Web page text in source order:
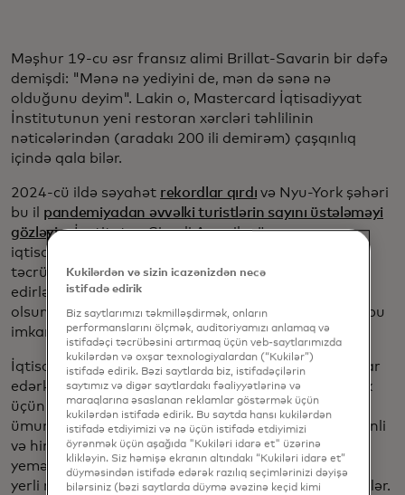
Məşhur 19-cu əsr fransız alimi Brillat-Savarin bir dəfə
demişdi: "Mənə nə yediyini de, mən də sənə nə
olduğunu deyim". Lakin o, Mastercard İqtisadiyyat
İnstitutunun yeni restoran xərcləri təhlilinin
nəticələrindən (aradakı 200 ili demirəm) çaşqınlıq
içində qala bilər.
2024-cü ildə səyahət rekordlar qırdı və Nyu-York şəhəri
bu il pandemiyadan əvvəlki turistlərin sayını üstələməyi
gözləyir. İnstitutun Şimali Amerika üzrə aparıcı
iqtisadçısı Nik Banker deyir ki, "İnsanlar mənalı
təcrübələrə xərcləməyə üstünlük verməyə davam
edirlər". "İstər pastrami, istər pernil, istərsə də poke
olsun, Nyu-York şəhərinin geniş mətbəx müxtəlifliyi bu
imkanları təqdim edir."
İqtisadçılar, beynəlxalq qonaqların Nyu-Yorkda nahar
edərkən hansı mətbəxdən zövq aldıqlarını öyrənmək
üçün Mastercard-ın anonimləşdirilmiş və
ümumiləşdirilmiş xərc məlumatlarını araşdırdılar. Çinli
və hindli turistlər daha çox ev rahatlığı axtarırlar və
yemək pullarının müvafiq olaraq 17%-ni və 15%-ni
yerli mətbəxlərini təklif edən restoranlarda xərcləyirlər.
Kukilərdən və sizin icazənizdən necə
istifadə edirik
Biz saytlarımızı təkmilləşdirmək, onların
performanslarını ölçmək, auditoriyamızı anlamaq və
istifadəçi təcrübəsini artırmaq üçün veb-saytlarımızda
kukilərdən və oxşar texnologiyalardan (“Kukilər”)
istifadə edirik. Bəzi saytlarda biz, istifadəçilərin
saytımız və digər saytlardakı fəaliyyətlərinə və
maraqlarına əsaslanan reklamlar göstərmək üçün
kukilərdən istifadə edirik. Bu saytda hansı kukilərdən
istifadə etdiyimizi və nə üçün istifadə etdiyimizi
öyrənmək üçün aşağıda "Kukiləri idarə et" üzərinə
klikləyin. Siz həmişə ekranın altındakı “Kukiləri idarə et”
düyməsindən istifadə edərək razılıq seçimlərinizi dəyişə
bilərsiniz (bəzi saytlarda düymə əvəzinə keçid kimi